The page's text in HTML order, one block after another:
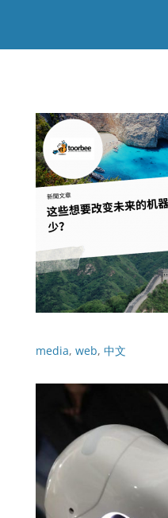
media, web, 中文